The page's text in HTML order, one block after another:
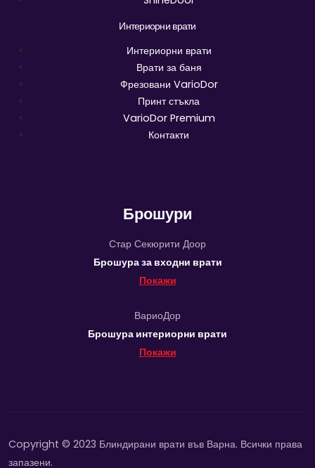
Интериорни врати
Интериорни врати
Врати за баня
Фрезовани VarioDor
Принт стъкла
VarioDor Premium
Контакти
Брошури
Стар Секюрити Доор
Брошура за входни врати
Покажи
ВариоДор
Брошура интериорни врати
Покажи
Copyright © 2023 Блиндирани врати във Варна. Всички права
запазени.